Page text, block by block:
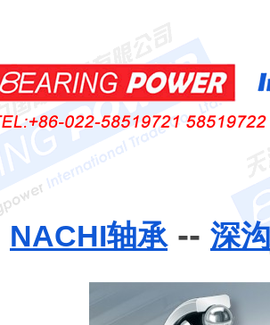
NACHI轴承-- 深